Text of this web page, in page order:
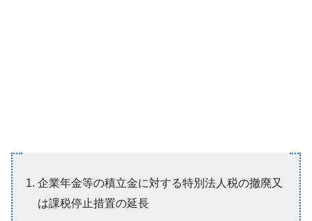
企業年金等の積立金に対する特別法人税の撤廃又
は課税停止措置の延長